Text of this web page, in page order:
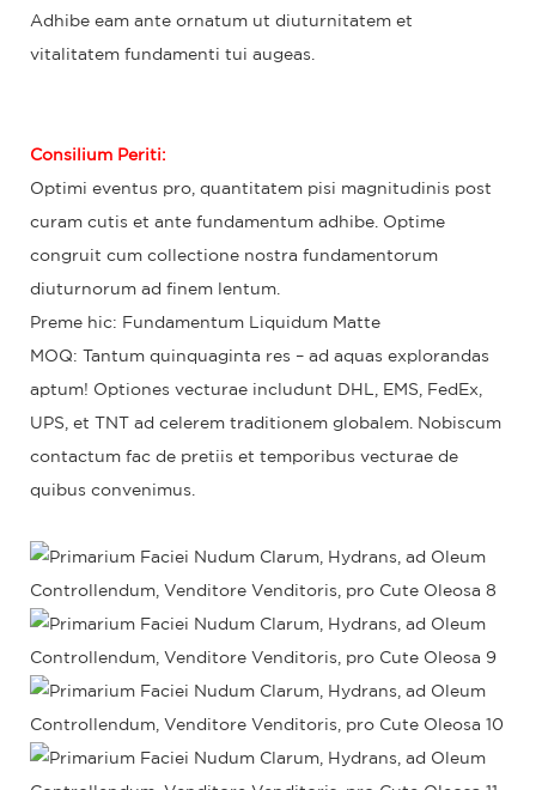
Adhibe eam ante ornatum ut diuturnitatem et
vitalitatem fundamenti tui augeas.
Consilium Periti:
Optimi eventus pro, quantitatem pisi magnitudinis post
curam cutis et ante fundamentum adhibe. Optime
congruit cum collectione nostra fundamentorum
diuturnorum ad finem lentum.
Preme hic: Fundamentum Liquidum Matte
MOQ: Tantum quinquaginta res – ad aquas explorandas
aptum! Optiones vecturae includunt DHL, EMS, FedEx,
UPS, et TNT ad celerem traditionem globalem. Nobiscum
contactum fac de pretiis et temporibus vecturae de
quibus convenimus.